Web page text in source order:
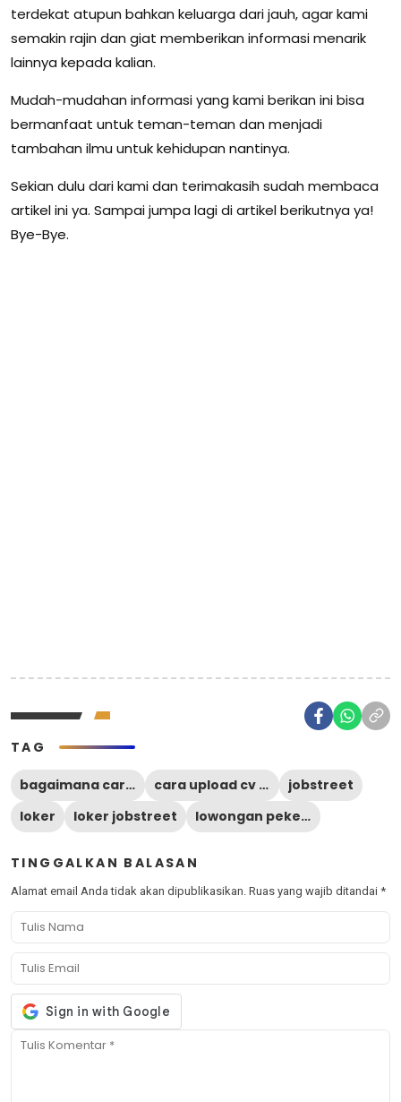
terdekat atupun bahkan keluarga dari jauh, agar kami
semakin rajin dan giat memberikan informasi menarik
lainnya kepada kalian.
Mudah-mudahan informasi yang kami berikan ini bisa
bermanfaat untuk teman-teman dan menjadi
tambahan ilmu untuk kehidupan nantinya.
Sekian dulu dari kami dan terimakasih sudah membaca
artikel ini ya. Sampai jumpa lagi di artikel berikutnya ya!
Bye-Bye.
TAG
bagaimana cara upload cv di jobstreet lewat hp cara upload cv di jobstreet lewat hp
jobstreet
loker
loker jobstreet lowongan pekerjaan
TINGGALKAN BALASAN
Alamat email Anda tidak akan dipublikasikan. Ruas yang wajib ditandai *